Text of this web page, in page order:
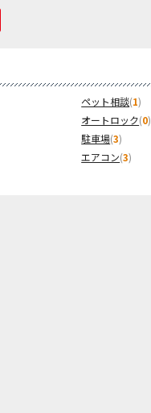
ペット相談(1)
オートロック(0)
駐車場(3)
エアコン(3)